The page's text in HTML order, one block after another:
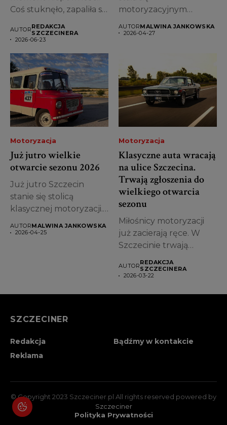
Coś stuknęło, zapaliła się
AUTORREDAKCJA
SZCZECINERA
2026-06-23
motoryzacyjnym
niedzielę oficjalnie
AUTORMALWINA JANKOWSKA
2026-04-27
Motoryzacja
Już jutro wielkie
otwarcie sezonu 2026
Już jutro Szczecin
stanie się stolicą
klasycznej motoryzacji.
się...
AUTORMALWINA JANKOWSKA
2026-04-25
Motoryzacja
Klasyczne auta wracają
na ulice Szczecina.
Trwają zgłoszenia do
wielkiego otwarcia
sezonu
Miłośnicy motoryzacji
już zacierają ręce. W
Szczecinie trwają
Rozpoczęcia Sezonu...
AUTORREDAKCJA
SZCZECINERA
2026-03-22
SZCZECINER
Redakcja
Bądźmy w kontakcie
Reklama
© Copyright 2023 Szczeciner.pl All rights reserved powered by
Szczeciner
Polityka Prywatności